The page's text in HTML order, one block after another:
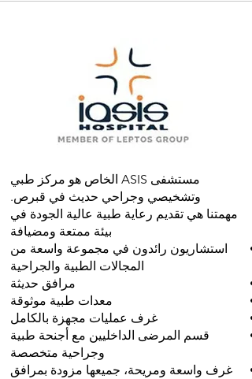
مستشفى ASIS الخاص هو مركز طبي
وتشخيصي وجراحي حديث في قبرص.
مهمتنا هي تقديم رعاية طبية عالية الجودة في
بيئة ممتعة ومضيافة
استشاريون رائدون في مجموعة واسعة من
المجالات الطبية والجراحية
مرافق حديثة
معدات طبية موثوقة
غرف عمليات مجهزة بالكامل
قسم المرضى الداخليين مع أجنحة طبية
وجراحية متخصصة
غرف واسعة ومريحة، جميعها مزودة بمرافق